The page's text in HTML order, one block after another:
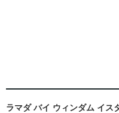
ラマダ バイ ウィンダム イス